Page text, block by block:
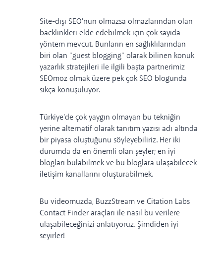
Site-dışı SEO'nun olmazsa olmazlarından olan
backlinkleri elde edebilmek için çok sayıda
yöntem mevcut. Bunların en sağlıklılarından
biri olan "guest blogging" olarak bilinen konuk
yazarlık stratejileri ile ilgili başta partnerimiz
SEOmoz olmak üzere pek çok SEO blogunda
sıkça konuşuluyor.
Türkiye'de çok yaygın olmayan bu tekniğin
yerine alternatif olarak tanıtım yazısı adı altında
bir piyasa oluştuğunu söyleyebiliriz. Her iki
durumda da en önemli olan şeyler; en iyi
blogları bulabilmek ve bu bloglara ulaşabilecek
iletişim kanallarını oluşturabilmek.
Bu videomuzda, BuzzStreamveCitation Labs
Contact Finderaraçları ile nasıl bu verilere
ulaşabileceğinizi anlatıyoruz. Şimdiden iyi
seyirler!